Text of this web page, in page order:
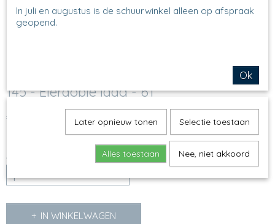
145 - Eierdopje laag - 61
€ 9,25 (inclusief btw 21%)
Op voorraad
Aantal
IN WINKELWAGEN
In juli en augustus is de schuurwinkel alleen op afspraak
geopend.
Ok
Later opnieuw tonen Selectie toestaan
Alles toestaan Nee, niet akkoord